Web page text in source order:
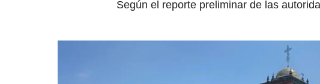
Según el reporte preliminar de las